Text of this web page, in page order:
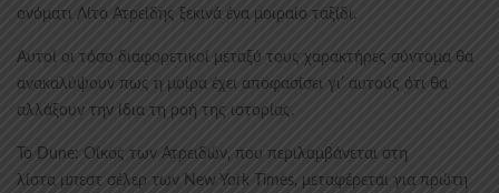
ονόματι Λίτο Ατρείδης ξεκινά ένα μοιραίο ταξίδι.
Αυτοί οι τόσο διαφορετικοί μεταξύ τους χαρακτήρες σύντομα θα
ανακαλύψουν πως η μοίρα έχει αποφασίσει γι’ αυτούς ότι θα
αλλάξουν την ίδια τη ροή της ιστορίας.
Το Dune: Οίκος των Ατρειδών, που περιλαμβάνεται στη
λίστα μπεστ σέλερ των New York Times, μεταφέρεται για πρώτη